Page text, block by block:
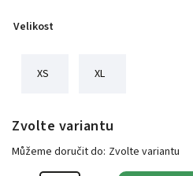
Velikost
XS XL
Zvolte variantu
Můžeme doručit do: Zvolte variantu